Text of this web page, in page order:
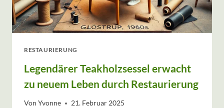
D
E
R
C
R
I
N
RESTAURIERUNG
Legendärer Teakholzsessel erwacht
zu neuem Leben durch Restaurierung
Von Yvonne 21. Februar 2025